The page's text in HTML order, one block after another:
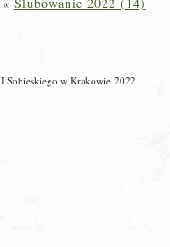
Sobieskiego w Krakowie 2022